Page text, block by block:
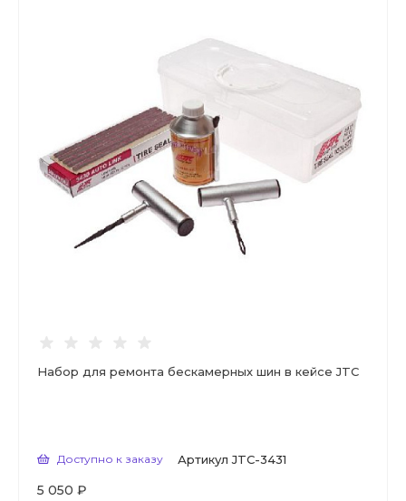
Набор для ремонта бескамерных шин в кейсе JTC
Доступно к заказу Артикул JTC-3431
5 050 ₽